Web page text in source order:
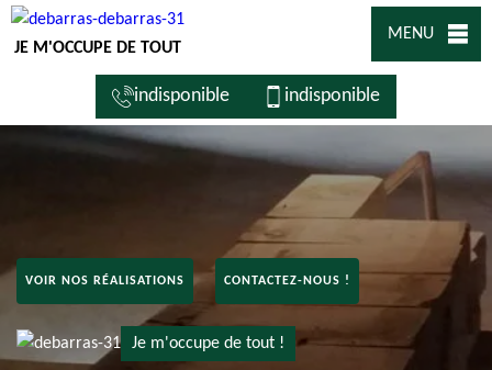
JE M'OCCUPE DE TOUT
MENU
indisponible indisponible
VOIR NOS RÉALISATIONS CONTACTEZ-NOUS !
Je m'occupe de tout !